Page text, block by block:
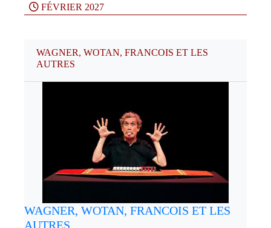
FÉVRIER 2027
WAGNER, WOTAN, FRANCOIS ET LES
AUTRES
WAGNER, WOTAN, FRANCOIS ET LES
AUTRES